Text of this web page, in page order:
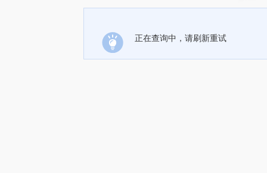
正在查询中，请刷新重试